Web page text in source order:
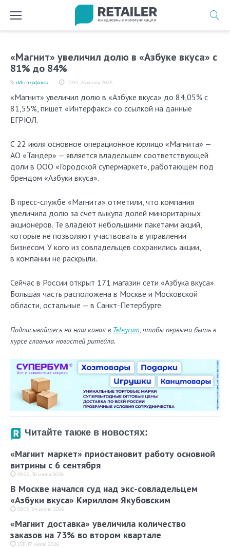
«Магнит» увеличил долю в «Азбуке вкуса» с
81% до 84%
10:04, 25 июля 2025
«Интерфакс»
«Магнит» увеличил долю в «Азбуке вкуса» до 84,05% с
81,55%, пишет «Интерфакс» со ссылкой на данные
ЕГРЮЛ.
С 22 июля основное операционное юрлицо «Магнита» —
АО «Тандер» — является владельцем соответствующей
доли в ООО «Городской супермаркет», работающем под
брендом «Азбуки вкуса».
В пресс-службе «Магнита» отметили, что компания
увеличила долю за счет выкупа долей миноритарных
акционеров. Те владеют небольшими пакетами акций,
которые не позволяют участвовать в управлении
бизнесом. У кого из совладельцев сохранились акции,
в компании не раскрыли.
Сейчас в России открыт 171 магазин сети «Азбука вкуса».
Большая часть расположена в Москве и Московской
области, остальные — в Санкт-Петербурге.
Подписывайтесь на наш канал в Telegram, чтобы первыми быть в
курсе главных новостей ритейла.
Читайте также в новостях:
«Магнит маркет» приостановит работу основной
витрины с 6 сентября
09:22, 30 июля 2026
В Москве начался суд над экс-совладельцем
«Азбуки вкуса» Кириллом Якубовским
09:02, 24 июля 2026
«Магнит доставка» увеличила количество
заказов на 73% во втором квартале
13:11, 17 июля 2026